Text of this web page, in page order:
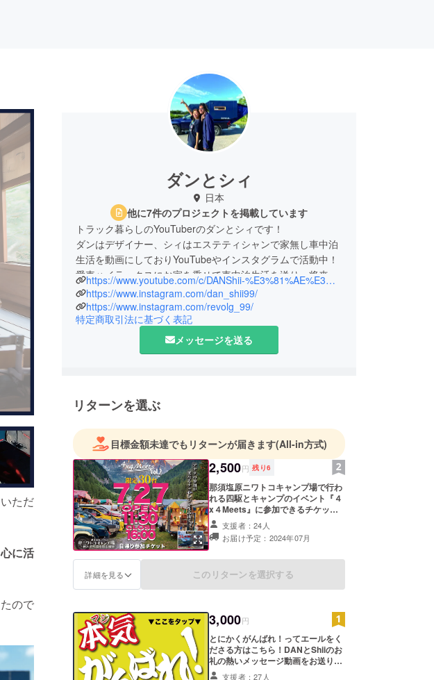
ただ
に活
ので
ダンとシィ
日本
他に7件のプロジェクトを掲載しています
トラック暮らしのYouTuberのダンとシィです！
ダンはデザイナー、シィはエステティシャンで家無し車中泊
生活を動画にしておりYouTubeやインスタグラムで活動中！
愛車ハイラックスにお家を乗せて車中泊生活を送り、将来は
車をベースとした住居やお店があふれる町『モビリティタウ
ン』を創造する。
家無し車中泊生活４年突破！！
https://www.youtube.com/c/DANShii-%E3%81%AE%E3%83%8F%E3%82%A4%E3%83%A9%E3%83%83%E3%82%AF%E3%82%B9%E3%83%8F%E3%82%A4%E3%83%A9%E3%82%A4%E3%83%95
https://www.instagram.com/dan_shii99/
https://www.instagram.com/revolg_99/
特定商取引法に基づく表記
メッセージを送る
リターンを選ぶ
目標金額未達でもリターンが届きます(All-in方式)
2,500円 残り6
那須塩原ニワトコキャンプ場で行わ
れる四駆とキャンプのイベント『４
x４Meets』に参加できるチケット
です！ 日時: ７月２７日 11時30分
入場〜16時00分退場 住所:栃木県那
須塩原市横林 このリターン枠は大人
でお越しの方は別アカウントで支援
してください。 詳細はメールにて送
大人〇名、子供◯名をご記入くださ
い。
支援者：24人
お届け予定：2024年07月
詳細を見る このリターンを選択する
3,000円
とにかくがんばれ！ってエールをく
ださる方はこちら！DANとShiiのお
礼の熱いメッセージ動画をお送りさ
せていただきます！
支援者：27人